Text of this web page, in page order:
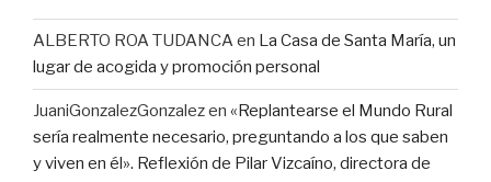
ALBERTO ROA TUDANCAen La Casa de Santa María, un
lugar de acogida y promoción personal
JuaniGonzalezGonzalezen «Replantearse el Mundo Rural
sería realmente necesario, preguntando a los que saben
y viven en él». Reflexión de Pilar Vizcaíno, directora de